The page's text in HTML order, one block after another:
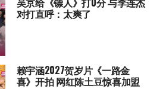
对打直呼：太爽了
赖宇涵2027贺岁片《一路金
喜》开拍 网红陈土豆惊喜加盟